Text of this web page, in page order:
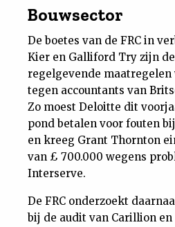
Bouwsector
De boetes van de FRC in
Kier en Galliford Try zijn
regelgevende maatregelen
tegen accountants van
Zo moest Deloitte dit
pond betalen voor fouten
en kreeg Grant Thornton
van £ 700.000 wegens
Interserve.
De FRC onderzoekt
bij de audit van Carillion en